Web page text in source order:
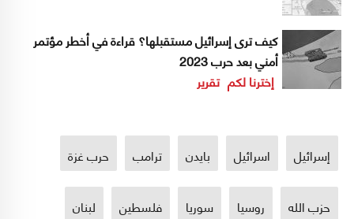
كيف ترى إسرائيل مستقبلها؟ قراءة في أخطر مؤتمر
أمني بعد حرب 2023
إخترنا لكم تقرير
إسرائيل اسرائيل بايدن ترامب حرب غزة
حزب الله روسيا سوريا فلسطين لبنان